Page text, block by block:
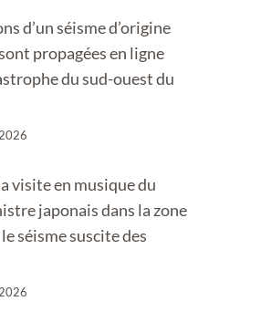
d’un séisme d’origine
propagées en ligne
du sud-ouest du
visite en musique du
japonais dans la zone
séisme suscite des